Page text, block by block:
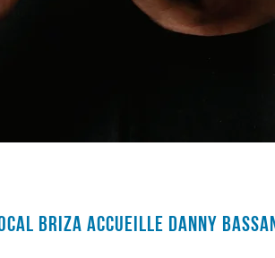
BRIZA ACCUEILLE DANNY